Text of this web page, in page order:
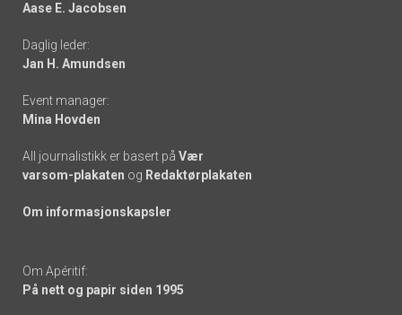
-
links
Aase E. Jacobsen
Daglig leder:
Jan H. Amundsen
Event manager:
Mina Hovden
All journalistikk er basert på Vær
varsom-plakaten og Redaktørplakaten
Om informasjonskapsler
Om Apéritif:
På nett og papir siden 1995